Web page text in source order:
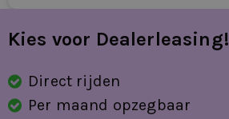
Kies voor Dealerleasing!
Direct rijden
Per maand opzegbaar